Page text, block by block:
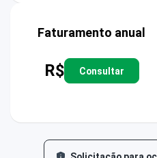
Faturamento anual
R$ Consultar